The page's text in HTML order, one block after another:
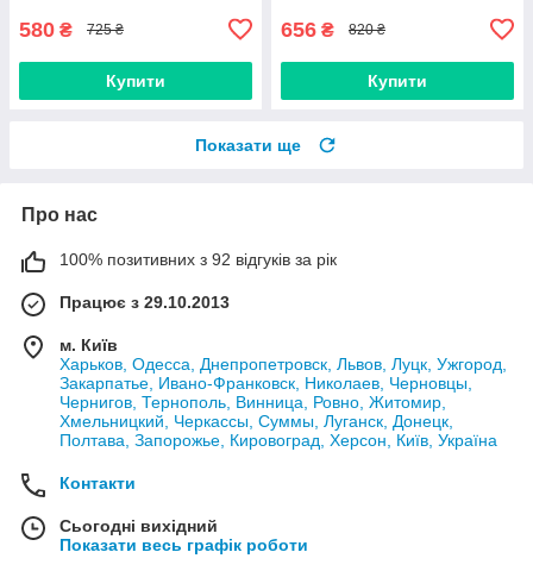
580 ₴ 725 ₴
Купити
656 ₴ 820 ₴
Купити
Показати ще
Про нас
100% позитивних з 92 відгуків за рік
Працює з 29.10.2013
м. Київ
Харьков, Одесса, Днепропетровск, Львов, Луцк, Ужгород,
Закарпатье, Ивано-Франковск, Николаев, Черновцы,
Чернигов, Тернополь, Винница, Ровно, Житомир,
Хмельницкий, Черкассы, Суммы, Луганск, Донецк,
Полтава, Запорожье, Кировоград, Херсон, Київ, Україна
Контакти
Сьогодні вихідний
Показати весь графік роботи